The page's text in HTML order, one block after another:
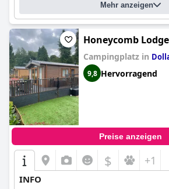
Mehr anzeigen
Honeycomb Lodge
Campingplatz in
9,8 Hervorragend
Preise anzeigen
$ +1
INFO